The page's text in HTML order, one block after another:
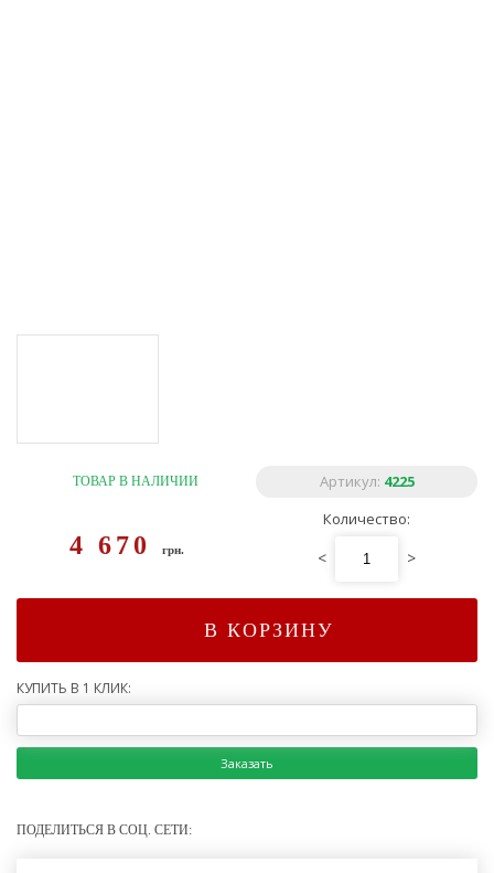
ТОВАР В НАЛИЧИИ Артикул: 4225
4 670грн.
Количество:
< >
В КОРЗИНУ
КУПИТЬ В 1 КЛИК:
Заказать
ПОДЕЛИТЬСЯ В СОЦ. СЕТИ: